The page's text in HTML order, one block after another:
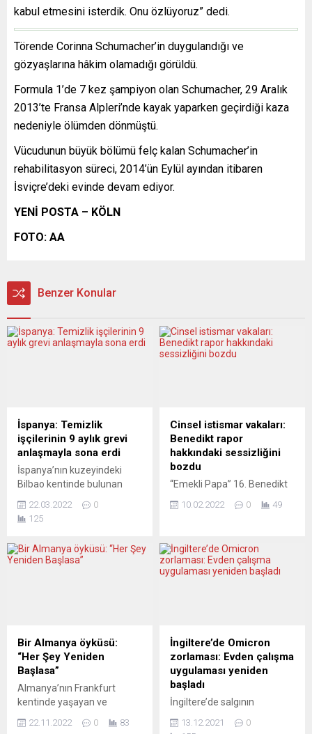
kabul etmesini isterdik. Onu özlüyoruz” dedi.
Törende Corinna Schumacher’in duygulandığı ve
gözyaşlarına hâkim olamadığı görüldü.
Formula 1’de 7 kez şampiyon olan Schumacher, 29 Aralık
2013’te Fransa Alpleri’nde kayak yaparken geçirdiği kaza
nedeniyle ölümden dönmüştü.
Vücudunun büyük bölümü felç kalan Schumacher’in
rehabilitasyon süreci, 2014’ün Eylül ayından itibaren
İsviçre’deki evinde devam ediyor.
YENİ POSTA – KÖLN
FOTO: AA
Benzer Konular
İspanya: Temizlik
işçilerinin 9 aylık grevi
anlaşmayla sona erdi
İspanya’nın kuzeyindeki
Bilbao kentinde bulunan
aydır grevde olan temizlik
işçileri, talep ettikleri maaş
Müzesi’nde çalışan 18
temizlik işçisinin 11 Haziran
284 günlük grevin ardından
yüzde 20 maaş artışıyla yıllık
23 bin...
22.03.2022
0
125
Cinsel istismar vakaları:
Benedikt rapor
hakkındaki sessizliğini
bozdu
“Emekli Papa” 16. Benedikt
bozarak Münih ve Freising
yönelik cinsel şiddet
vakalarıyla ilgili kendisini
hakkındaki örtbas etme
iddialarını kesin bir dille
reddetti. Bunun samimi mi
yoksa gerçeklikten uzak bir
özür...
10.02.2022 0 49
Bir Almanya öyküsü:
“Her Şey Yeniden
Başlasa”
Almanya’nın Frankfurt
kentinde yaşayan ve
Mahmut Telli’nin yaşamı
22.11.2022 0 83
İngiltere’de Omicron
zorlaması: Evden çalışma
uygulaması yeniden
başladı
İngiltere’de salgının
olan evde çalışma
13.12.2021
0